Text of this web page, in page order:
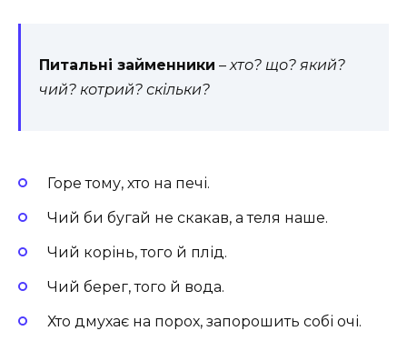
Питальні займенники –хто? що? який?
чий? котрий? скільки?
Горе тому, хто на печі.
Чий би бугай не скакав, а теля наше.
Чий корінь, того й плід.
Чий берег, того й вода.
Хто дмухає на порох, запорошить собі очі.